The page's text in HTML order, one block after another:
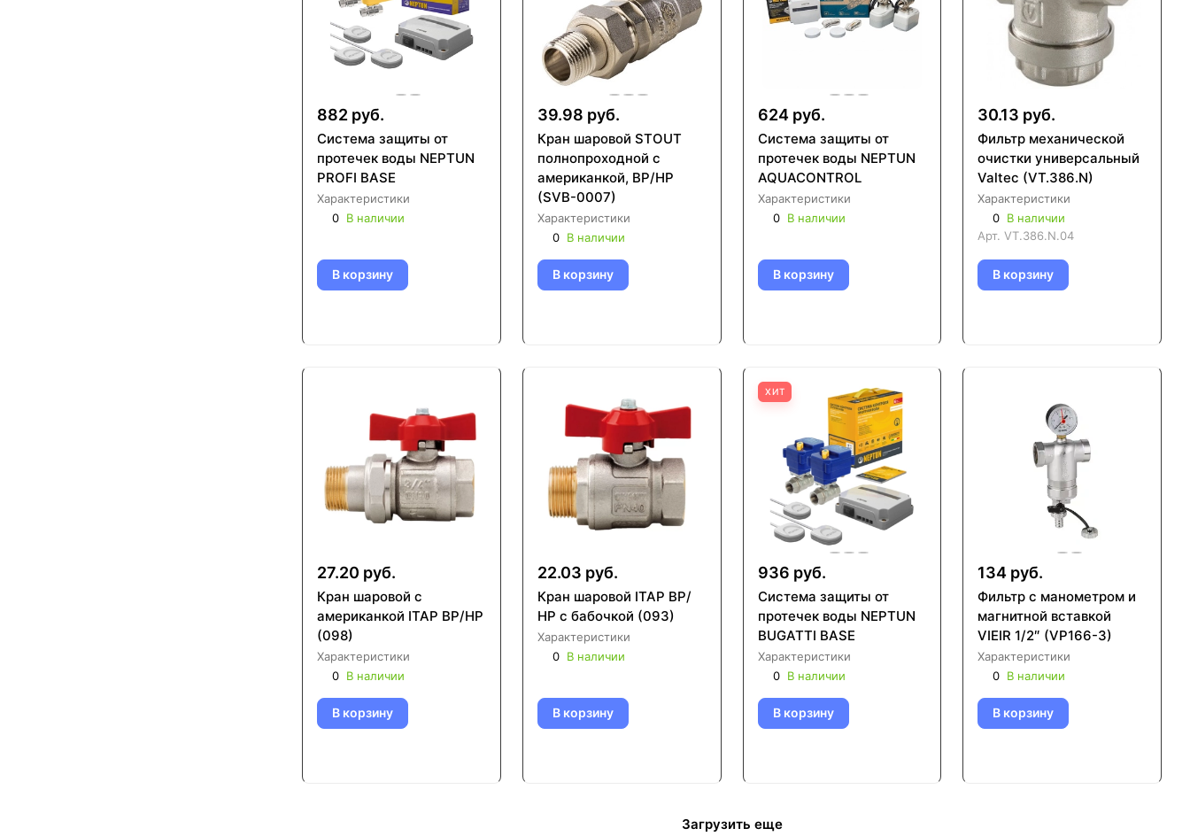
882 руб.
Система защиты от
протечек воды NEPTUN
PROFI BASE
Характеристики
0 В наличии
В корзину
39.98 руб.
Кран шаровой STOUT
полнопроходной с
американкой, ВР/НР
(SVB-0007)
Характеристики
0 В наличии
В корзину
624 руб.
Система защиты от
протечек воды NEPTUN
AQUACONTROL
Характеристики
0 В наличии
В корзину
30.13 руб.
Фильтр механической
очистки универсальный
Valtec (VT.386.N)
Характеристики
0 В наличии
Арт.VT.386.N.04
В корзину
27.20 руб.
Кран шаровой с
американкой ITAP ВР/НР
(098)
Характеристики
0 В наличии
В корзину
22.03 руб.
Кран шаровой ITAP ВР/
НР с бабочкой (093)
Характеристики
0 В наличии
В корзину
ХИТ
936 руб.
Система защиты от
протечек воды NEPTUN
BUGATTI BASE
Характеристики
0 В наличии
В корзину
134 руб.
Фильтр с манометром и
магнитной вставкой
VIEIR 1/2″ (VP166-3)
Характеристики
0 В наличии
В корзину
Загрузить еще